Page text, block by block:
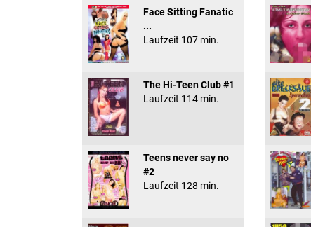
Face Sitting Fanatic
...
Laufzeit 107 min.
The Hi-Teen Club #1
Laufzeit 114 min.
Teens never say no
#2
Laufzeit 128 min.